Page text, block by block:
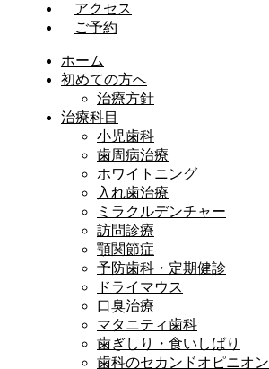
アクセス
ご予約
ホーム
初めての方へ
治療方針
治療科目
小児歯科
歯周病治療
ホワイトニング
入れ歯治療
ミラクルデンチャー
訪問診療
顎関節症
予防歯科・定期健診
ドライマウス
口臭治療
マタニティ歯科
歯ぎしり・食いしばり
歯科のセカンドオピニオン